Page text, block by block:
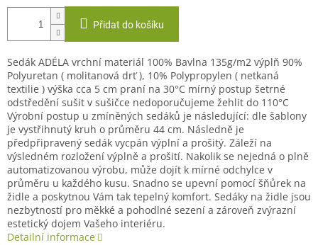
Přidat do košíku
Sedák ADÉLA vrchní materiál 100% Bavlna 135g/m2 výplň 90%
Polyuretan ( molitanová drť ), 10% Polypropylen ( netkaná
textilie ) výška cca 5 cm praní na 30°C mírný postup šetrné
odstředění sušit v sušičce nedoporučujeme žehlit do 110°C
Výrobní postup u zmíněných sedáků je následující: dle šablony
je vystřihnutý kruh o průměru 44 cm. Následně je
předpřipravený sedák vycpán výplní a prošitý. Záleží na
výsledném rozložení výplně a prošití. Nakolik se nejedná o plně
automatizovanou výrobu, může dojít k mírné odchylce v
průměru u každého kusu. Snadno se upevní pomocí šňůrek na
židle a poskytnou Vám tak tepelný komfort. Sedáky na židle jsou
nezbytností pro měkké a pohodlné sezení a zároveň zvýrazní
estetický dojem Vašeho interiéru.
Detailní informace